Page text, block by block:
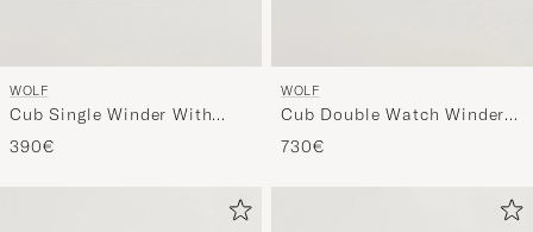
WOLF
Cub Single Winder With
Cover Green
390€
WOLF
Cub Double Watch Winder
With Cover Green
730€